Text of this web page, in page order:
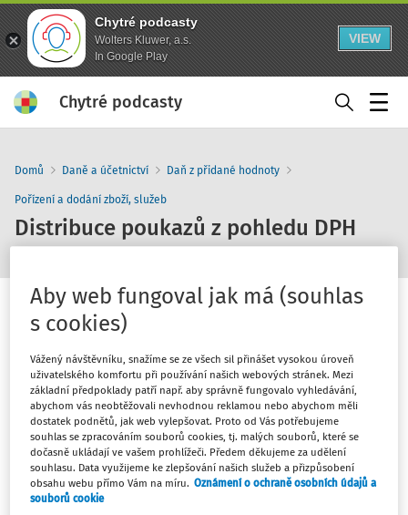
Chytré podcasty
Wolters Kluwer, a.s.
In Google Play
VIEW
Chytré podcasty
Domů Daně a účetnictví Daň z přidané hodnoty
Pořízení a dodání zboží, služeb
Distribuce poukazů z pohledu DPH
0:00 02:26
10 30 1x
Oblíbené
Aby web fungoval jak má (souhlas
s cookies)
Vážený návštěvníku, snažíme se ze všech sil přinášet vysokou úroveň
uživatelského komfortu při používání našich webových stránek. Mezi
základní předpoklady patří např. aby správně fungovalo vyhledávání,
abychom vás neobtěžovali nevhodnou reklamou nebo abychom měli
dostatek podnětů, jak web vylepšovat. Proto od Vás potřebujeme
souhlas se zpracováním souborů cookies, tj. malých souborů, které se
dočasně ukládají ve vašem prohlížeči. Předem děkujeme za udělení
souhlasu. Data využijeme ke zlepšování našich služeb a přizpůsobení
obsahu webu přímo Vám na míru. Oznámení o ochraně osobních údajů a
souborů cookie